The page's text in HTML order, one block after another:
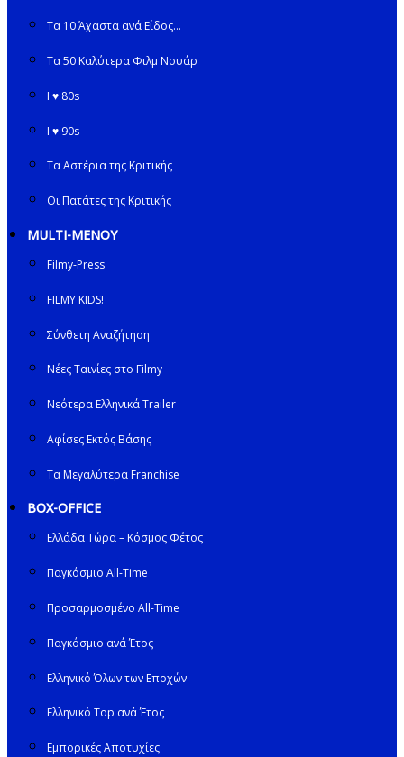
Τα 10 Άχαστα ανά Είδος…
Τα 50 Καλύτερα Φιλμ Νουάρ
I ♥ 80s
I ♥ 90s
Τα Αστέρια της Κριτικής
Οι Πατάτες της Κριτικής
MULTI-ΜΕΝΟΥ
Filmy-Press
FILMY KIDS!
Σύνθετη Αναζήτηση
Νέες Ταινίες στο Filmy
Νεότερα Ελληνικά Trailer
Αφίσες Εκτός Βάσης
Τα Μεγαλύτερα Franchise
BOX-OFFICE
Ελλάδα Τώρα – Κόσμος Φέτος
Παγκόσμιο All-Time
Προσαρμοσμένο All-Time
Παγκόσμιο ανά Έτος
Ελληνικό Όλων των Εποχών
Ελληνικό Top ανά Έτος
Εμπορικές Αποτυχίες